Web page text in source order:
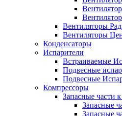
Вентиляторы
Вентиляторы
Конденсаторы
Испарители
Встраиваемые
Подвесные
Подвесные
Компрессоры
Запасные части
Запасные
Запасные